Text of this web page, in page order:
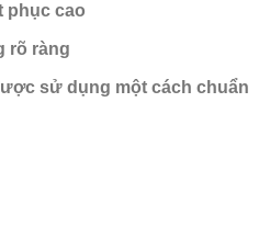
phục cao
rõ ràng
sử dụng một cách chuẩn